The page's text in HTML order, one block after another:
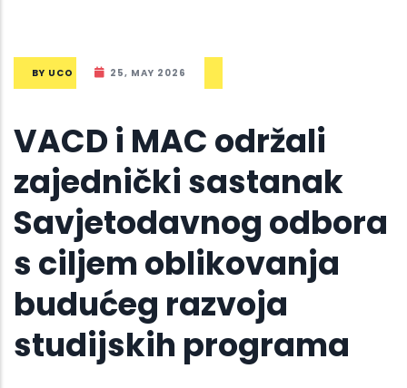
BY UCO 25, MAY 2026
VACD i MAC održali
zajednički sastanak
Savjetodavnog odbora
s ciljem oblikovanja
budućeg razvoja
studijskih programa